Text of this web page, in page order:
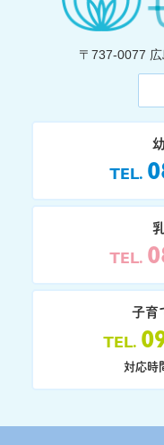
〒737-0077
TEL
TEL
子育
TEL
対応時